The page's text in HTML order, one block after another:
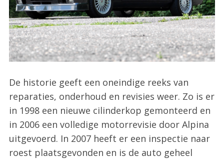
De historie geeft een oneindige reeks van
reparaties, onderhoud en revisies weer. Zo is er
in 1998 een nieuwe cilinderkop gemonteerd en
in 2006 een volledige motorrevisie door Alpina
uitgevoerd. In 2007 heeft er een inspectie naar
roest plaatsgevonden en is de auto geheel